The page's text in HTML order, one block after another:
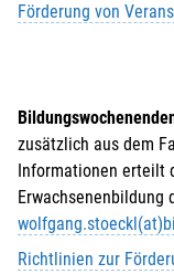
Förderung von
zusätzlich aus dem
Informationen erteilt
Erwachsenenbildung
Richtlinien zur